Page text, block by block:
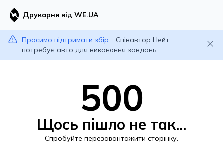
Друкарня від WE.UA
Просимо підтримати збір:
Співавтор Нейт
потребує авто для виконання завдань
500
Щось пішло не так...
Спробуйте перезавантажити сторінку.